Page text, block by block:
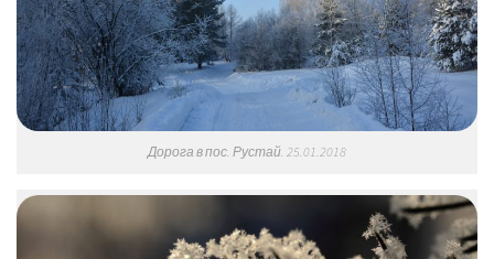
Дорога в пос. Рустай. 25.01.2018